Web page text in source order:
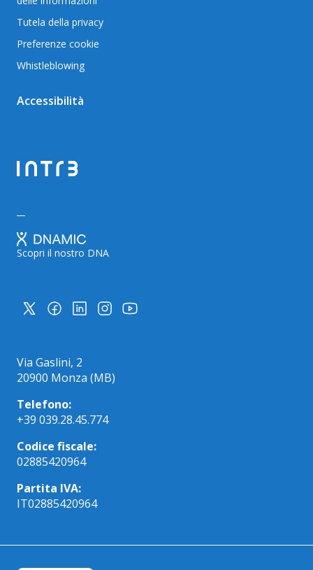
Tutela della privacy
Preferenze cookie
Whistleblowing
Accessibilità
Scopri il nostro DNA
Via Gaslini, 2
20900 Monza (MB)
Telefono:
+39 039.28.45.774
Codice fiscale:
02885420964
Partita IVA:
IT02885420964